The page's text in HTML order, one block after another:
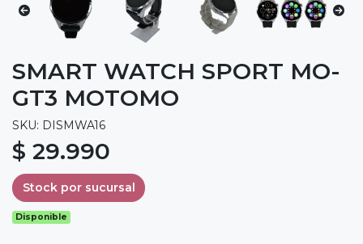
SMART WATCH SPORT MO-
GT3 MOTOMO
SKU: DISMWA16
$ 29.990
Stock por sucursal
Disponible